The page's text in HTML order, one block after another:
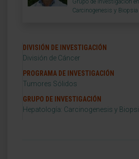
Grupo de Investigación
Carcinogenesis y
DIVISIÓN DE INVESTIGACIÓN
División de Cáncer
PROGRAMA DE INVESTIGACIÓN
Tumores Sólidos
GRUPO DE INVESTIGACIÓN
Hepatología: Carcinogenesis y